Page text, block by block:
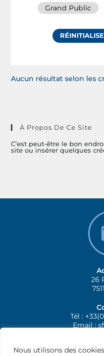
Nous utilisons des
Grand Public
Aucun résultat selon les
À Propos De Ce Site
C’est peut-être le bon
site ou insérer quelques
26
Tél :
Email :